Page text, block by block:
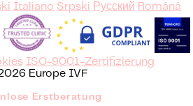
Italiano Srpski Русский Română
ISO-9001-Zertifizierung
Europe IVF
Erstberatung